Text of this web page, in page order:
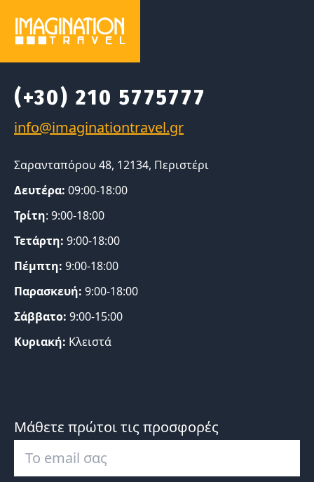
(+30) 210 5775777
Σαρανταπόρου 48, 12134, Περιστέρι
Δευτέρα: 09:00-18:00
Τρίτη: 9:00-18:00
Τετάρτη: 9:00-18:00
Πέμπτη: 9:00-18:00
Παρασκευή: 9:00-18:00
Σάββατο: 9:00-15:00
Κυριακή: Κλειστά
Μάθετε πρώτοι τις προσφορές